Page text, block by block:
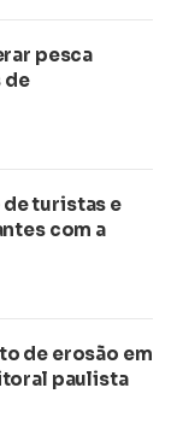
pesca
de
turistas e
com a
de erosão em
paulista